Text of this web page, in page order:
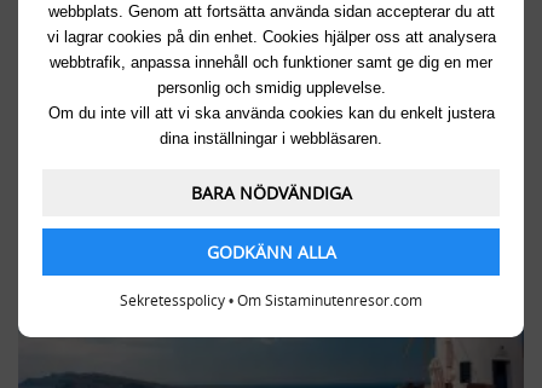
webbplats. Genom att fortsätta använda sidan accepterar du att
vi lagrar cookies på din enhet. Cookies hjälper oss att analysera
webbtrafik, anpassa innehåll och funktioner samt ge dig en mer
personlig och smidig upplevelse.
Om du inte vill att vi ska använda cookies kan du enkelt justera
dina inställningar i webbläsaren.
BARA NÖDVÄNDIGA
GODKÄNN ALLA
Sekretesspolicy•Om Sistaminutenresor.com
Inga roamingavgifter 2017
​Från och med år 2017 försvinner samtliga extra avgifter
för användning av mobiltelefoner inom EU.